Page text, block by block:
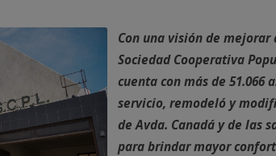
Con una visión de mejorar
Sociedad Cooperativa
cuenta con más de 51.066
servicio, remodeló y
de Avda. Canadá y de las
para brindar mayor confort